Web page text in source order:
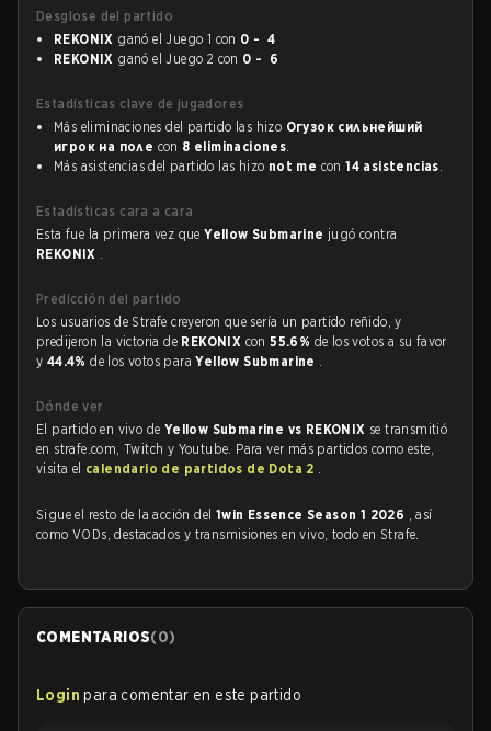
Desglose del partido
REKONIX ganó el Juego 1 con 0 - 4
REKONIX ganó el Juego 2 con 0 - 6
Estadísticas clave de jugadores
Más eliminaciones del partido las hizo Огузок сильнейший
игрок на поле con 8 eliminaciones.
Más asistencias del partido las hizo not me con14 asistencias.
Estadísticas cara a cara
Esta fue la primera vez queYellow Submarine jugó contra
REKONIX .
Predicción del partido
Los usuarios de Strafe creyeron que sería un partido reñido, y
predijeron la victoria de REKONIX con55.6% de los votos a su favor
y 44.4%de los votos paraYellow Submarine .
Dónde ver
El partido en vivo de Yellow Submarine vs REKONIX se transmitió
en strafe.com, Twitch y Youtube. Para ver más partidos como este,
visita el calendario de partidos de Dota 2 .
Sigue el resto de la acción del 1win Essence Season 1 2026 , así
como VODs, destacados y transmisiones en vivo, todo en Strafe.
COMENTARIOS(0)
Login para comentar en este partido